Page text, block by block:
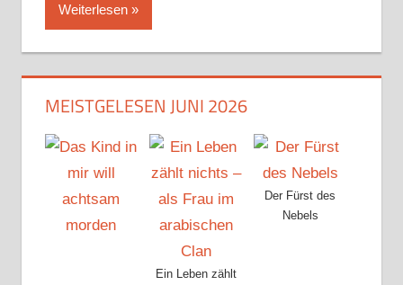
Weiterlesen
MEISTGELESEN JUNI 2026
Ein Leben zählt
Der Fürst des
Nebels